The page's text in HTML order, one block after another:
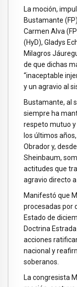
La moción,
Bustamante
Carmen Alva
(HyD), Gladys
Milagros
de que dichas
“inaceptable
y un agravio al
Bustamante, al
siempre ha
respeto mutuo y
los últimos
Obrador y,
Sheinbaum,
actitudes que
agravio directo
Manifestó que
procesadas por
Estado de
Doctrina
acciones
nacional y
soberanos.
La congresista